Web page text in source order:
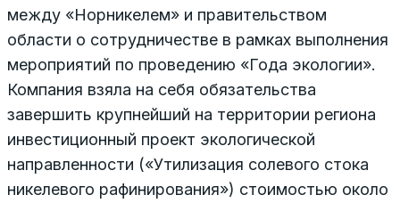
между «Норникелем» и правительством
области о сотрудничестве в рамках выполнения
мероприятий по проведению «Года экологии».
Компания взяла на себя обязательства
завершить крупнейший на территории региона
инвестиционный проект экологической
направленности («Утилизация солевого стока
никелевого рафинирования») стоимостью около